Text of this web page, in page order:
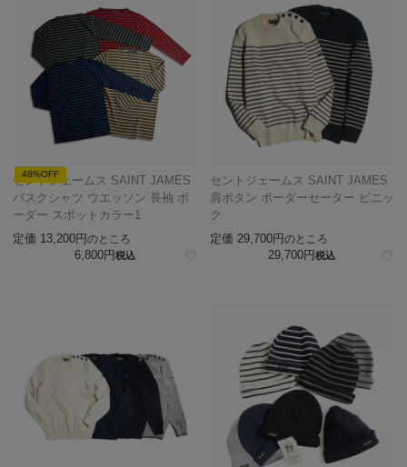
48%OFF
セントジェームス SAINT JAMES
バスクシャツ ウエッソン 長袖 ボ
ーダー スポットカラー1
定価 13,200 のところ
6,800 税込
セントジェームス SAINT JAMES
肩ボタン ボーダーセーター ビニッ
ク
定価 29,700 のところ
29,700 税込